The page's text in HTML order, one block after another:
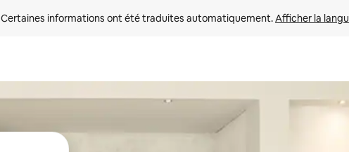
Certaines informations ont été traduites automatiquement. Afficher la